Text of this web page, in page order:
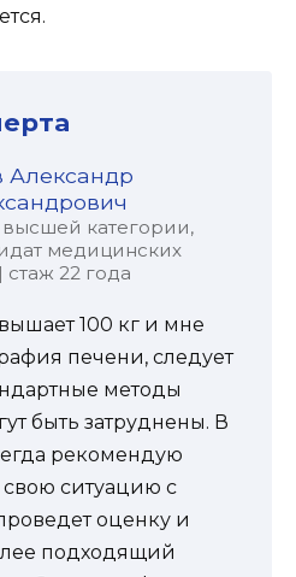
Александр
высшей категории,
медицинских
стаж 22 года
100 кг и мне
печени, следует
методы
быть затруднены. В
рекомендую
свою ситуацию с
оценку и
подходящий